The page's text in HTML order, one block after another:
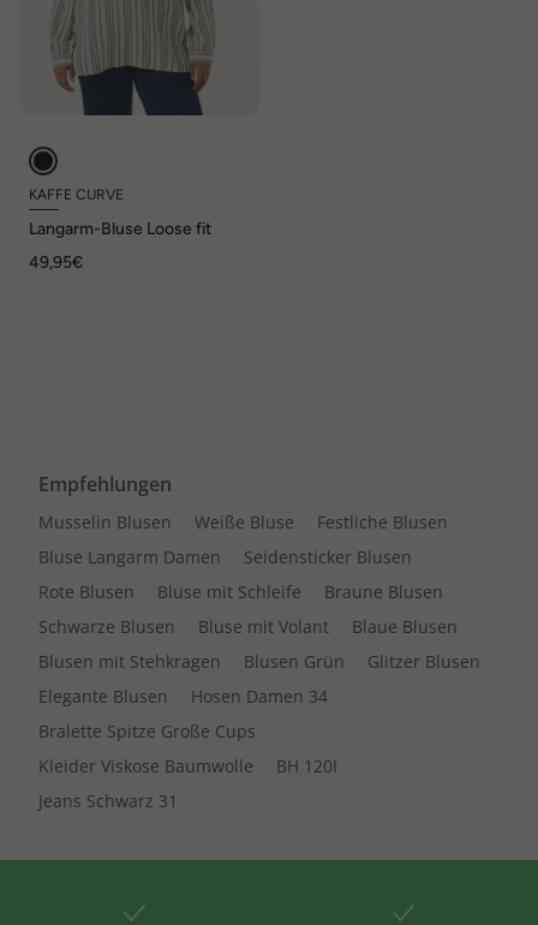
KAFFE CURVE
Langarm-Bluse Loose fit
49,95€
Empfehlungen
Musselin Blusen Weiße Bluse
Festliche Blusen
Bluse Langarm Damen
Seidensticker Blusen
Rote Blusen
Bluse mit Schleife
Braune Blusen
Schwarze Blusen
Bluse mit Volant
Blaue Blusen
Blusen mit Stehkragen
Blusen Grün
Glitzer Blusen
Elegante Blusen
Hosen Damen 34
Bralette Spitze Große Cups
Kleider Viskose Baumwolle
BH 120I
Jeans Schwarz 31